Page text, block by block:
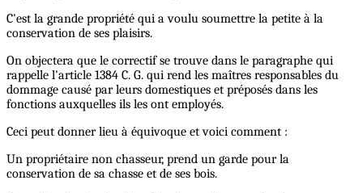
C'est la grande propriété qui a voulu soumettre la petite à la
conservation de ses plaisirs.
On objectera que le correctif se trouve dans le paragraphe qui
rappelle l'article 1384 C. G. qui rend les maîtres responsables du
dommage causé par leurs domestiques et préposés dans les
fonctions auxquelles ils les ont employés.
Ceci peut donner lieu à équivoque et voici comment :
Un propriétaire non chasseur, prend un garde pour la
conservation de sa chasse et de ses bois.